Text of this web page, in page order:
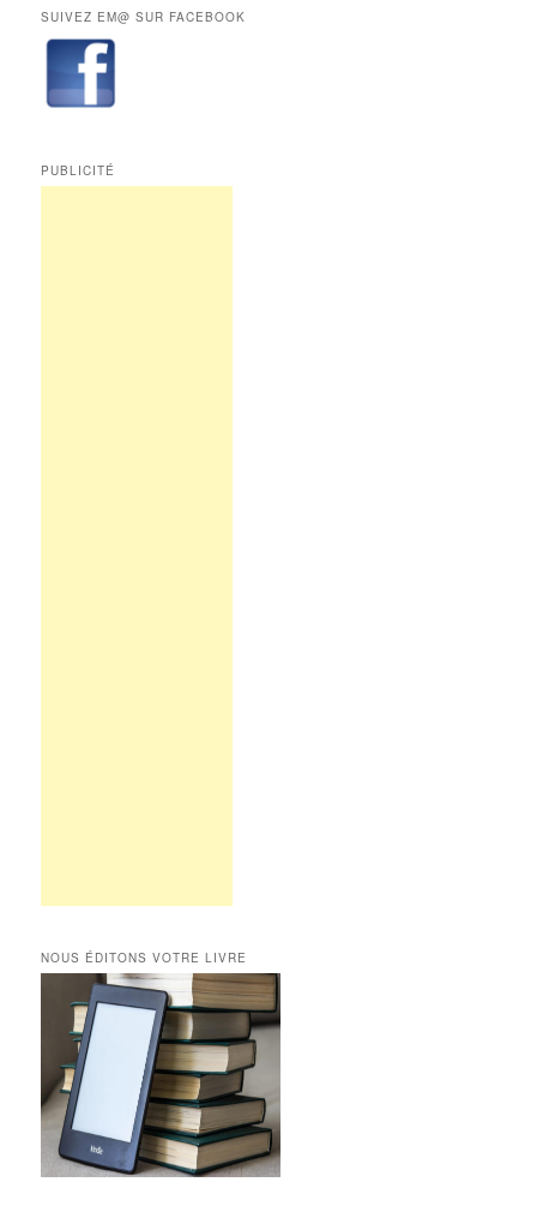
de
Edition
Multimédi@
SUIVEZ EM@ SUR FACEBOOK
PUBLICITÉ
NOUS ÉDITONS VOTRE LIVRE